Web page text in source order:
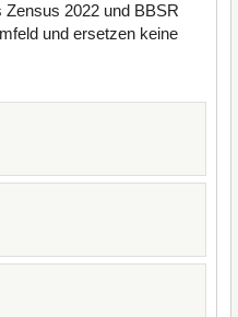
2022 und BBSR
und ersetzen keine